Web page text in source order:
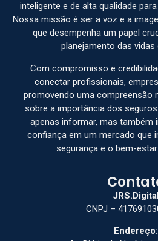
inteligente e de alta qualidade
Nossa missão é ser a voz e a
que desempenha um papel
planejamento das vidas
Com compromisso e
conectar profissionais,
promovendo uma compreensão
sobre a importância dos
apenas informar, mas também
confiança em um mercado que
segurança e o bem-
CNPJ –
Endereço: